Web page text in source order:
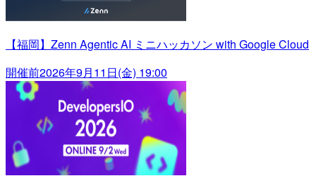
【福岡】Zenn Agentic AI ミニハッカソン with Google Cloud
開催前2026年9月11日(金) 19:00